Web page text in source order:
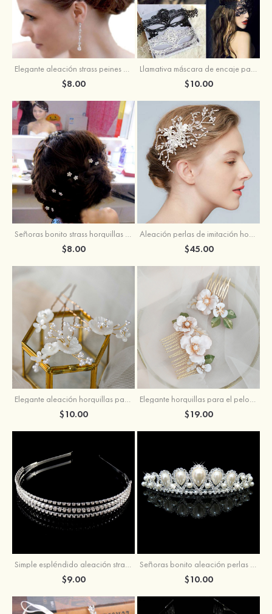
Elegante aleación strass peines y pasadores
$8.00
Llamativa máscara de encaje para mujer
$10.00
Señoras bonito strass horquillas para el pelo
$8.00
Aleación perlas de imitación horquillas para el pelo
$45.00
Elegante aleación horquillas para el pelo con perla
$10.00
Elegante horquillas para el pelo con perla
$19.00
Simple espléndido aleación strass diademas
$9.00
Señoras bonito aleación perlas strass peines y pasadores
$10.00